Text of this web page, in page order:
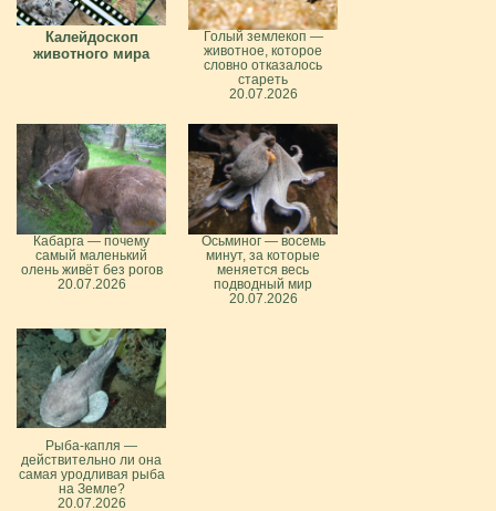
Калейдоскоп
животного мира
Голый землекоп —
животное, которое
словно отказалось
стареть
20.07.2026
Кабарга — почему
самый маленький
олень живёт без рогов
20.07.2026
Осьминог — восемь
минут, за которые
меняется весь
подводный мир
20.07.2026
Рыба-капля —
действительно ли она
самая уродливая рыба
на Земле?
20.07.2026